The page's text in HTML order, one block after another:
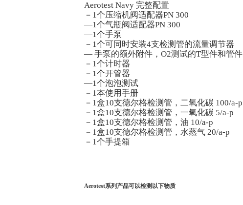
Aerotest Navy 完整配置
－1个压缩机阀适配器PN 300
—1个气瓶阀适配器PN 300
—1个手泵
－1个可同时安装4支检测管的流量调节器
— 手泵的额外附件，O2测试的T型件和管件
－1个计时器
－1个开管器
—1个泡泡测试
－1本使用手册
－1盒10支德尔格检测管，二氧化碳 100/a-p
－1盒10支德尔格检测管，一氧化碳 5/a-p
－1盒10支德尔格检测管，油 10/a-p
－1盒10支德尔格检测管，水蒸气 20/a-p
－1个手提箱
Aerotest系列产品可以检测以下物质